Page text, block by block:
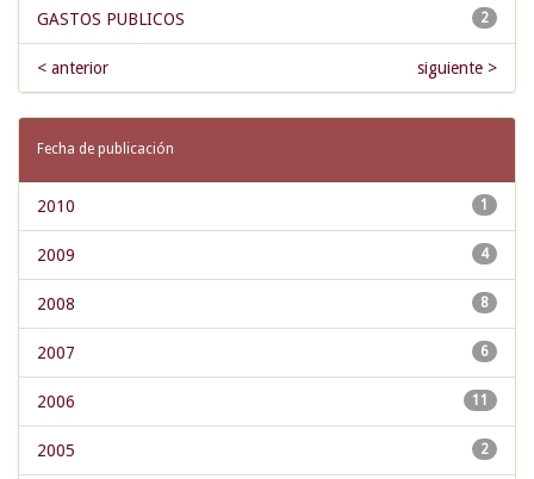
2
GASTOS PUBLICOS
< anterior siguiente >
Fecha de publicación
1
2010
4
2009
8
2008
6
2007
11
2006
2
2005